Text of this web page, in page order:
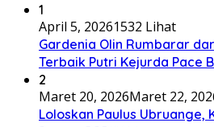
1
April 5, 20261532 Lihat
Gardenia Olin Rumbarar
Terbaik Putri Kejurda Pace
2
Maret 20, 2026Maret 22,
Loloskan Paulus Ubruange,